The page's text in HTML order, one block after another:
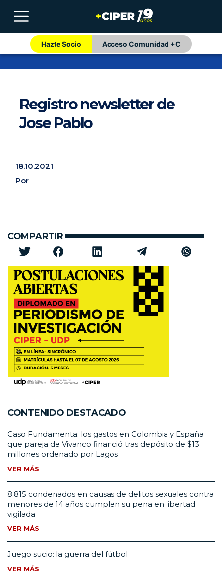
Hazte Socio Acceso Comunidad +C
Registro newsletter de
Jose Pablo
18.10.2021
Por
COMPARTIR
CONTENIDO DESTACADO
Caso Fundamenta: los gastos en Colombia y España
que pareja de Vivanco financió tras depósito de $13
millones ordenado por Lagos
VER MÁS
8.815 condenados en causas de delitos sexuales contra
menores de 14 años cumplen su pena en libertad
vigilada
VER MÁS
Juego sucio: la guerra del fútbol
VER MÁS